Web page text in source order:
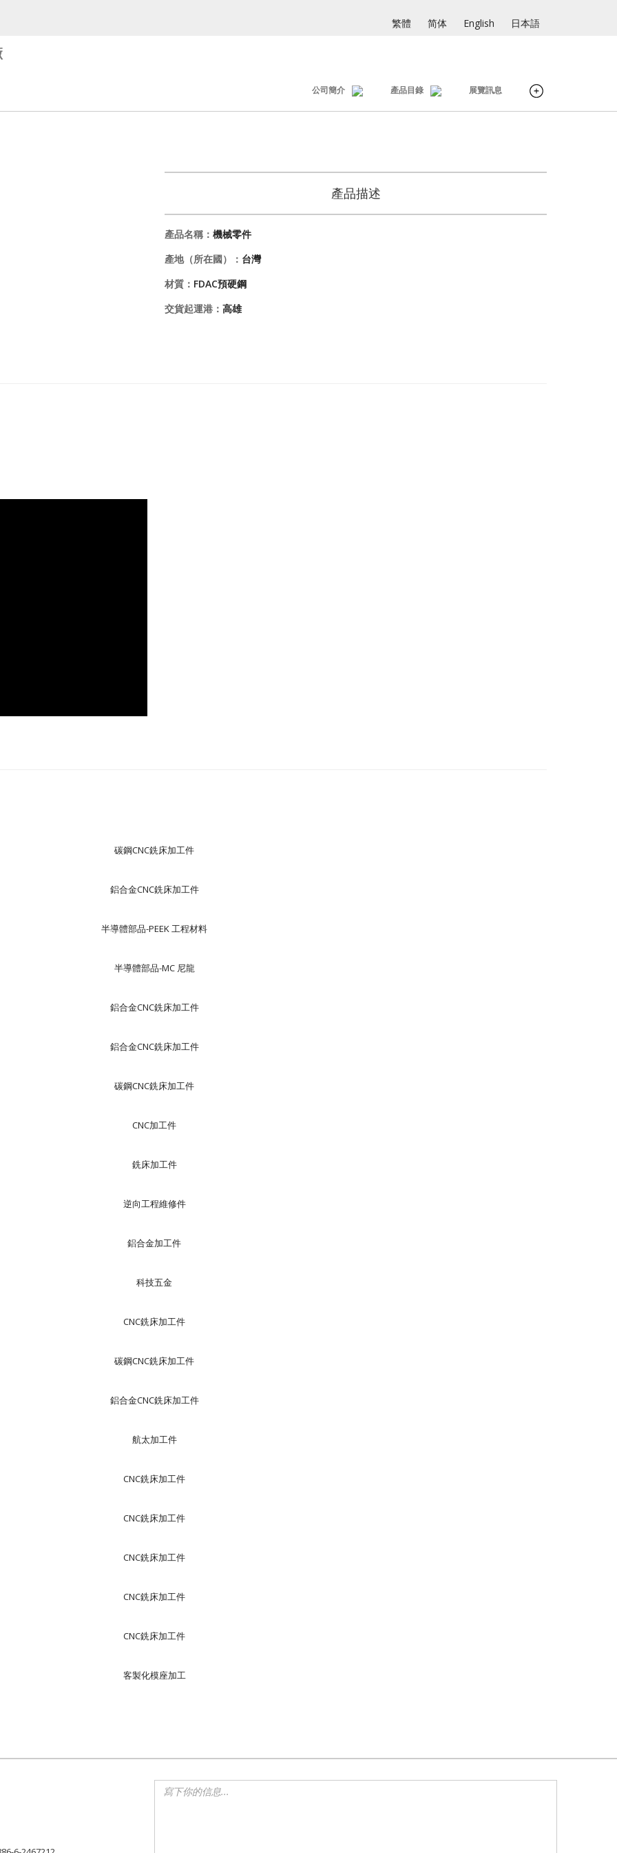
繁體 简体 English 日本語
公司簡介 產品目錄 展覽訊息
產品描述
產品名稱： 機械零件
產地（所在國）： 台灣
材質： FDAC預硬鋼
交貨起運港： 高雄
碳鋼CNC銑床加工件
鋁合金CNC銑床加工件
半導體部品-PEEK 工程材料
半導體部品-MC 尼龍
鋁合金CNC銑床加工件
鋁合金CNC銑床加工件
碳鋼CNC銑床加工件
CNC加工件
銑床加工件
逆向工程維修件
鋁合金加工件
科技五金
CNC銑床加工件
碳鋼CNC銑床加工件
鋁合金CNC銑床加工件
航太加工件
CNC銑床加工件
CNC銑床加工件
CNC銑床加工件
CNC銑床加工件
CNC銑床加工件
客製化模座加工